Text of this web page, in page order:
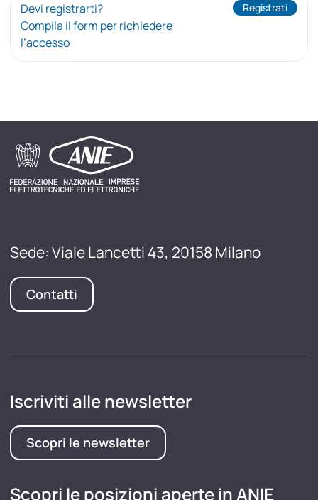
Devi registrarti?
Compila il form per richiedere
l’accesso
Registrati
Sede: Viale Lancetti 43, 20158 Milano
Contatti
Iscriviti alle newsletter
Scopri le newsletter
Scopri le posizioni aperte in ANIE